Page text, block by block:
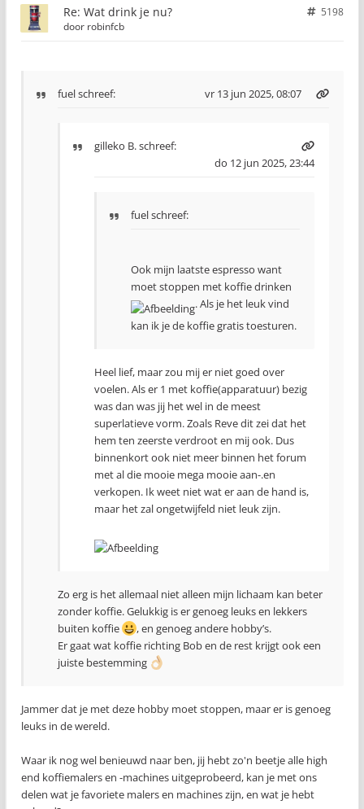
Re: Wat drink je nu?
5198
door robinfcb
fuelschreef: vr 13 jun 2025, 08:07
gilleko B.schreef:
do 12 jun 2025, 23:44
fuel schreef:
Ook mijn laatste espresso want
moet stoppen met koffie drinken
. Als je het leuk vind
kan ik je de koffie gratis toesturen.
Heel lief, maar zou mij er niet goed over
voelen. Als er 1 met koffie(apparatuur) bezig
was dan was jij het wel in de meest
superlatieve vorm. Zoals Reve dit zei dat het
hem ten zeerste verdroot en mij ook. Dus
binnenkort ook niet meer binnen het forum
met al die mooie mega mooie aan-.en
verkopen. Ik weet niet wat er aan de hand is,
maar het zal ongetwijfeld niet leuk zijn.
Zo erg is het allemaal niet alleen mijn lichaam kan beter
zonder koffie. Gelukkig is er genoeg leuks en lekkers
buiten koffie
, en genoeg andere hobby’s.
Er gaat wat koffie richting Bob en de rest krijgt ook een
juiste bestemming
Jammer dat je met deze hobby moet stoppen, maar er is genoeg
leuks in de wereld.
Waar ik nog wel benieuwd naar ben, jij hebt zo'n beetje alle high
end koffiemalers en -machines uitgeprobeerd, kan je met ons
delen wat je favoriete malers en machines zijn, en wat je hebt